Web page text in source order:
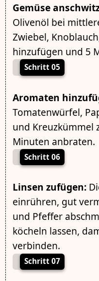
Gemüse
Olivenöl bei
Zwiebel,
hinzufügen und 5
Schritt 05
Aromaten
Tomatenwürfel,
und Kreuzkümmel
Minuten anbraten.
Schritt 06
Linsen zufügen:
einrühren, gut
und Pfeffer
köcheln lassen,
verbinden.
Schritt 07